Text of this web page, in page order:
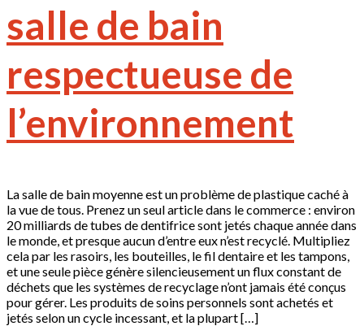
salle de bain
respectueuse de
l’environnement
La salle de bain moyenne est un problème de plastique caché à
la vue de tous. Prenez un seul article dans le commerce : environ
20 milliards de tubes de dentifrice sont jetés chaque année dans
le monde, et presque aucun d’entre eux n’est recyclé. Multipliez
cela par les rasoirs, les bouteilles, le fil dentaire et les tampons,
et une seule pièce génère silencieusement un flux constant de
déchets que les systèmes de recyclage n’ont jamais été conçus
pour gérer. Les produits de soins personnels sont achetés et
jetés selon un cycle incessant, et la plupart […]